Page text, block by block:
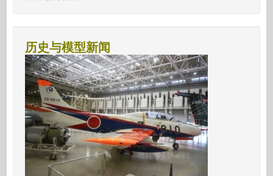
历史与模型新闻